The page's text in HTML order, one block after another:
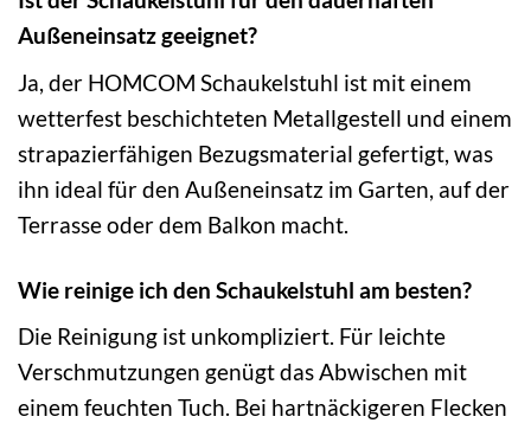
Außeneinsatz geeignet?
Ja, der HOMCOM Schaukelstuhl ist mit einem
wetterfest beschichteten Metallgestell und einem
strapazierfähigen Bezugsmaterial gefertigt, was
ihn ideal für den Außeneinsatz im Garten, auf der
Terrasse oder dem Balkon macht.
Wie reinige ich den Schaukelstuhl am besten?
Die Reinigung ist unkompliziert. Für leichte
Verschmutzungen genügt das Abwischen mit
einem feuchten Tuch. Bei hartnäckigeren Flecken